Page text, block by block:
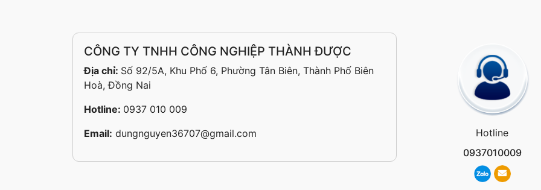
CÔNG TY TNHH CÔNG NGHIỆP THÀNH ĐƯỢC
Địa chỉ: Số 92/5A, Khu Phố 6, Phường Tân Biên, Thành Phố Biên
Hoà, Đồng Nai
Hotline: 0937 010 009
Email: dungnguyen36707@gmail.com
Hotline
0937010009